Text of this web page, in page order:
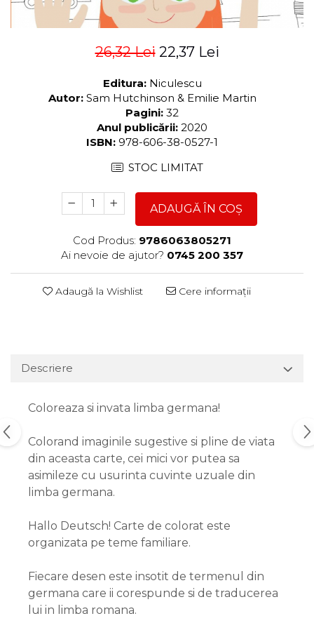
26,32 Lei 22,37 Lei
Editura: Niculescu
Autor: Sam Hutchinson & Emilie Martin
Pagini: 32
Anul publicării: 2020
ISBN: 978-606-38-0527-1
STOC LIMITAT
ADAUGĂ ÎN COȘ
Cod Produs: 9786063805271
Ai nevoie de ajutor? 0745 200 357
Adaugă la Wishlist Cere informații
Descriere
Coloreaza si invata limba germana!
Colorand imaginile sugestive si pline de viata
din aceasta carte, cei mici vor putea sa
asimileze cu usurinta cuvinte uzuale din
limba germana.
Hallo Deutsch! Carte de colorat este
organizata pe teme familiare.
Fiecare desen este insotit de termenul din
germana care ii corespunde si de traducerea
lui in limba romana.